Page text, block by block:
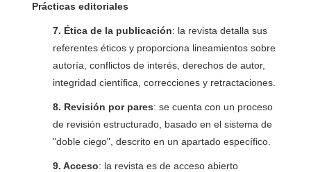
Prácticas editoriales
7. Ética de la publicación: la revista detalla sus
referentes éticos y proporciona lineamientos sobre
autoría, conflictos de interés, derechos de autor,
integridad científica, correcciones y retractaciones.
8. Revisión por pares: se cuenta con un proceso
de revisión estructurado, basado en el sistema de
"doble ciego", descrito en un apartado específico.
9. Acceso: la revista es de acceso abierto